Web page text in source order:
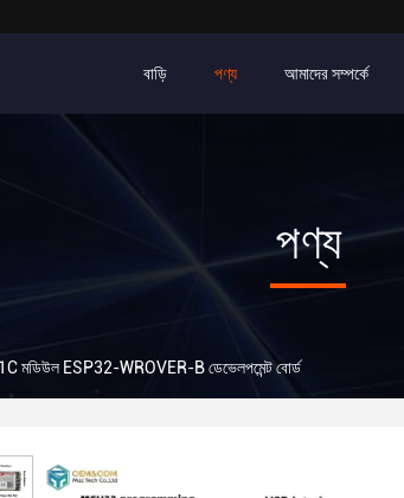
বাড়ি পণ্য আমাদের সম্পর্কে
পণ্য
ESP32-WROVER-B ডেভেলপমেন্ট বোর্ড